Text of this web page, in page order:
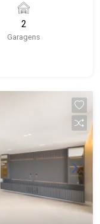
ao Próximo a
Pizza,Health
Hotel Indi
2
Garagens